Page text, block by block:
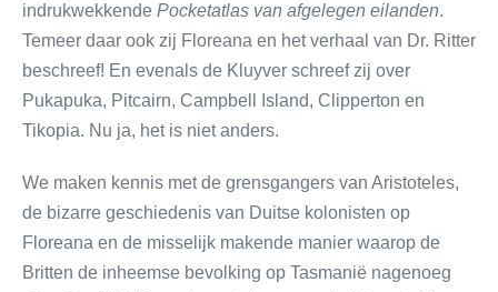
indrukwekkende Pocketatlas van afgelegen eilanden.
Temeer daar ook zij Floreana en het verhaal van Dr. Ritter
beschreef! En evenals de Kluyver schreef zij over
Pukapuka, Pitcairn, Campbell Island, Clipperton en
Tikopia. Nu ja, het is niet anders.
We maken kennis met de grensgangers van Aristoteles,
de bizarre geschiedenis van Duitse kolonisten op
Floreana en de misselijk makende manier waarop de
Britten de inheemse bevolking op Tasmanië nagenoeg